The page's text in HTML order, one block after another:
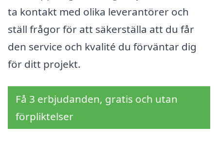
ta kontakt med olika leverantörer och
ställ frågor för att säkerställa att du får
den service och kvalité du förväntar dig
för ditt projekt.
Få 3 erbjudanden, gratis och utan
förpliktelser